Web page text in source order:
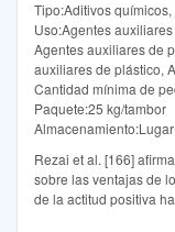
Tipo:Aditivos
Uso:Agentes
Agentes auxiliares de
auxiliares de plástico,
Cantidad mínima de
Paquete:25 kg/tambor
Rezai et al. [166]
sobre las ventajas de
de la actitud positiva